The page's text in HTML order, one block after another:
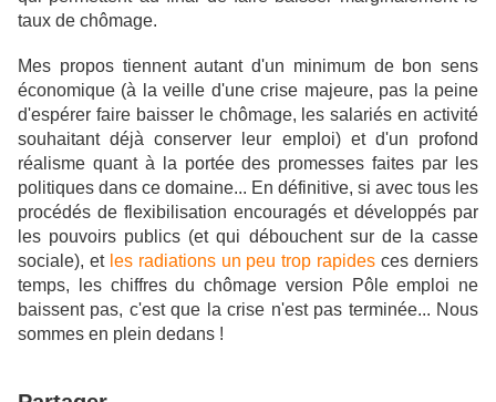
taux de chômage.
Mes propos tiennent autant d'un minimum de bon sens
économique (à la veille d'une crise majeure, pas la peine
d'espérer faire baisser le chômage, les salariés en activité
souhaitant déjà conserver leur emploi) et d'un profond
réalisme quant à la portée des promesses faites par les
politiques dans ce domaine... En définitive, si avec tous les
procédés de flexibilisation encouragés et développés par
les pouvoirs publics (et qui débouchent sur de la casse
sociale), et les radiations un peu trop rapides ces derniers
temps, les chiffres du chômage version Pôle emploi ne
baissent pas, c'est que la crise n'est pas terminée... Nous
sommes en plein dedans !